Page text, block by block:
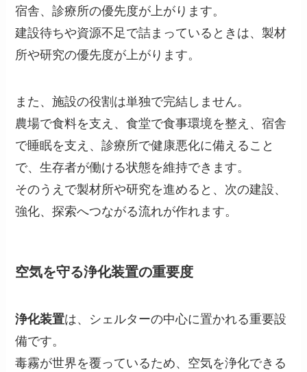
宿舎、診療所の優先度が上がります。
建設待ちや資源不足で詰まっているときは、製材
所や研究の優先度が上がります。
また、施設の役割は単独で完結しません。
農場で食料を支え、食堂で食事環境を整え、宿舎
で睡眠を支え、診療所で健康悪化に備えること
で、生存者が働ける状態を維持できます。
そのうえで製材所や研究を進めると、次の建設、
強化、探索へつながる流れが作れます。
空気を守る浄化装置の重要度
浄化装置は、シェルターの中心に置かれる重要設
備です。
毒霧が世界を覆っているため、空気を浄化できる